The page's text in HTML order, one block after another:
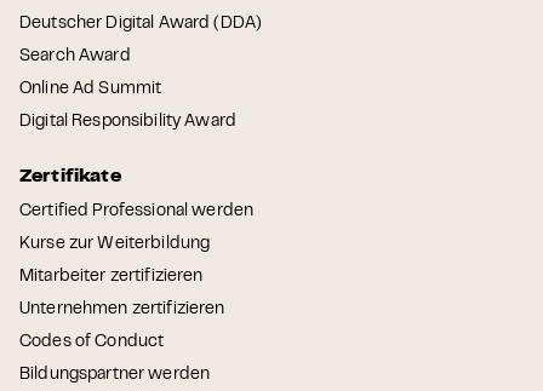
Deutscher Digital Award (DDA)
Search Award
Online Ad Summit
Digital Responsibility Award
Zertifikate
Certified Professional werden
Kurse zur Weiterbildung
Mitarbeiter zertifizieren
Unternehmen zertifizieren
Codes of Conduct
Bildungspartner werden